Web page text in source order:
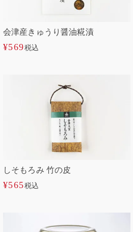
会津産きゅうり醤油糀漬
¥569税込
しそもろみ 竹の皮
¥565税込